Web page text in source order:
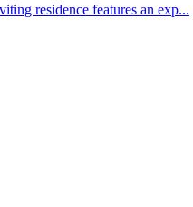
residence features an exp...